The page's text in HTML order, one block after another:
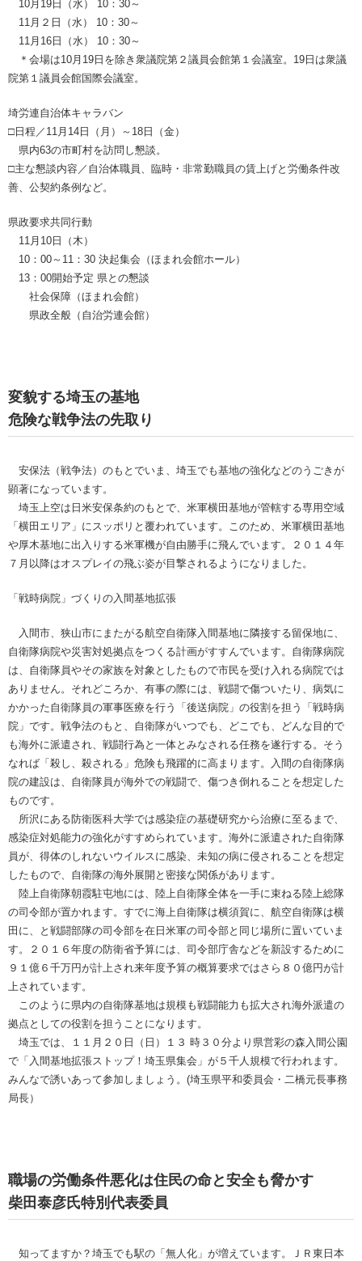
10月19日（水） 10：30～
11月２日（水） 10：30～
11月16日（水） 10：30～
＊会場は10月19日を除き衆議院第２議員会館第１会議室。19日は衆議
院第１議員会館国際会議室。
埼労連自治体キャラバン
□日程／11月14日（月）～18日（金）
県内63の市町村を訪問し懇談。
□主な懇談内容／自治体職員、臨時・非常勤職員の賃上げと労働条件改
善、公契約条例など。
県政要求共同行動
11月10日（木）
10：00～11：30 決起集会（ほまれ会館ホール）
13：00開始予定 県との懇談
社会保障（ほまれ会館）
県政全般（自治労連会館）
変貌する埼玉の基地
危険な戦争法の先取り
安保法（戦争法）のもとでいま、埼玉でも基地の強化などのうごきが
顕著になっています。
埼玉上空は日米安保条約のもとで、米軍横田基地が管轄する専用空域
「横田エリア」にスッポリと覆われています。このため、米軍横田基地
や厚木基地に出入りする米軍機が自由勝手に飛んでいます。２０１４年
７月以降はオスプレイの飛ぶ姿が目撃されるようになりました。
「戦時病院」づくりの入間基地拡張
入間市、狭山市にまたがる航空自衛隊入間基地に隣接する留保地に、
自衛隊病院や災害対処拠点をつくる計画がすすんでいます。自衛隊病院
は、自衛隊員やその家族を対象としたもので市民を受け入れる病院では
ありません。それどころか、有事の際には、戦闘で傷ついたり、病気に
かかった自衛隊員の軍事医療を行う「後送病院」の役割を担う「戦時病
院」です。戦争法のもと、自衛隊がいつでも、どこでも、どんな目的で
も海外に派遣され、戦闘行為と一体とみなされる任務を遂行する。そう
なれば「殺し、殺される」危険も飛躍的に高まります。入間の自衛隊病
院の建設は、自衛隊員が海外での戦闘で、傷つき倒れることを想定した
ものです。
所沢にある防衛医科大学では感染症の基礎研究から治療に至るまで、
感染症対処能力の強化がすすめられています。海外に派遣された自衛隊
員が、得体のしれないウイルスに感染、未知の病に侵されることを想定
したもので、自衛隊の海外展開と密接な関係があります。
陸上自衛隊朝霞駐屯地には、陸上自衛隊全体を一手に束ねる陸上総隊
の司令部が置かれます。すでに海上自衛隊は横須賀に、航空自衛隊は横
田に、と戦闘部隊の司令部を在日米軍の司令部と同じ場所に置いていま
す。２０１６年度の防衛省予算には、司令部庁舎などを新設するために
９１億６千万円が計上され来年度予算の概算要求ではさら８０億円が計
上されています。
このように県内の自衛隊基地は規模も戦闘能力も拡大され海外派遣の
拠点としての役割を担うことになります。
埼玉では、１１月２０日（日）１３ 時３０分より県営彩の森入間公園
で「入間基地拡張ストップ！埼玉県集会」が５千人規模で行われます。
みんなで誘いあって参加しましょう。(埼玉県平和委員会・二橋元長事務
局長）
職場の労働条件悪化は住民の命と安全も脅かす
柴田泰彦氏特別代表委員
知ってますか？埼玉でも駅の「無人化」が増えています。ＪＲ東日本